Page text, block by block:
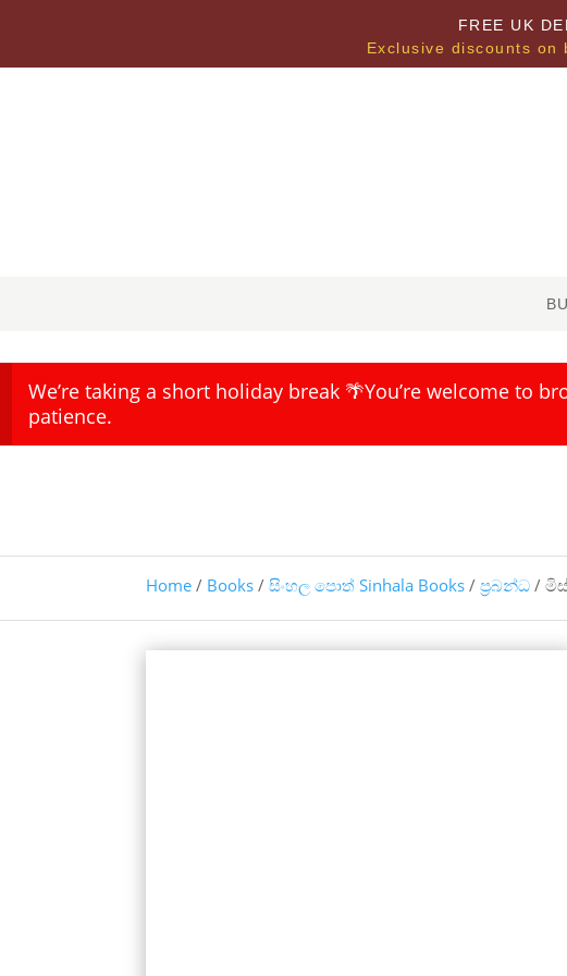
FREE UK
Exclusive discounts
We’re taking a short holiday break 🌴You’re welcome to
patience.
Home / Books /සිංහල පොත් Sinhala Books /ප්‍රබන්ධ /